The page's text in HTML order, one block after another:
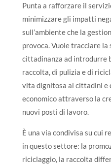
Punta a rafforzare il
minimizzare gli impatti
sull’ambiente che la
provoca. Vuole tracciare
cittadinanza ad introdurre
raccolta, di pulizia e di
vita dignitosa ai cittadini e
economico attraverso la
nuovi posti di lavoro.
È una via condivisa su cui
in questo settore: la
riciclaggio, la raccolta